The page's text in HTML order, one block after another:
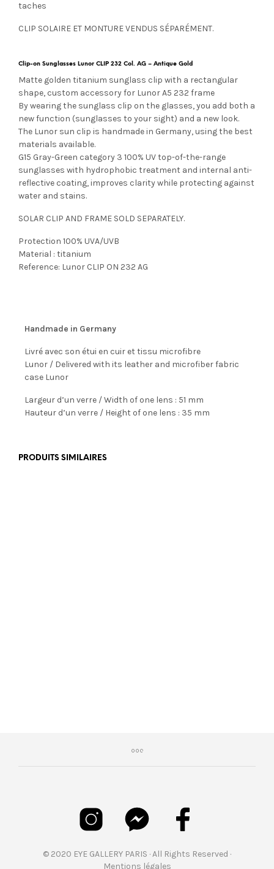
taches
CLIP SOLAIRE ET MONTURE VENDUS SÉPARÉMENT.
Clip-on Sunglasses Lunor CLIP 232 Col. AG – Antique Gold
Matte golden titanium sunglass clip with a rectangular
shape, custom accessory for Lunor A5 232 frame
By wearing the sunglass clip on the glasses, you add both a
new function (sunglasses to your sight) and a new look.
The Lunor sun clip is handmade in Germany, using the best
materials available.
G15 Gray-Green category 3 100% UV top-of-the-range
sunglasses with hydrophobic treatment and internal anti-
reflective coating, improves clarity while protecting against
water and stains.
SOLAR CLIP AND FRAME SOLD SEPARATELY.
Protection 100% UVA/UVB
Material : titanium
Reference: Lunor CLIP ON 232 AG
Handmade in Germany
Livré avec son étui en cuir et tissu microfibre
Lunor / Delivered with its leather and microfiber fabric
case Lunor
Largeur d’un verre / Width of one lens : 51 mm
Hauteur d’un verre / Height of one lens : 35 mm
PRODUITS SIMILAIRES
© 2020 EYE GALLERY PARIS · All Rights Reserved ·
Mentions légales